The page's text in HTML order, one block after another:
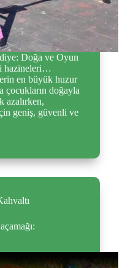
Doğa ve Oyun
hazineleri…
en büyük huzur
çocukların doğayla
azalırken,
geniş, güvenli ve